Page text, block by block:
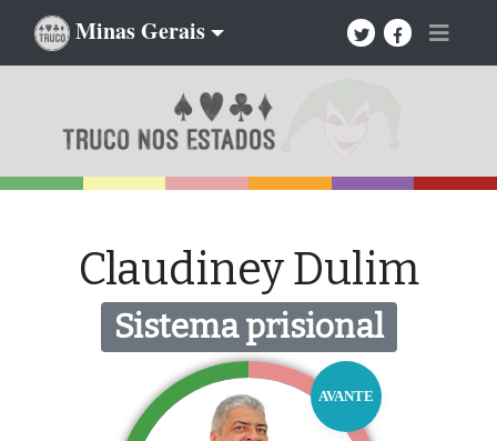
Minas Gerais
Claudiney Dulim
Sistema prisional
AVANTE